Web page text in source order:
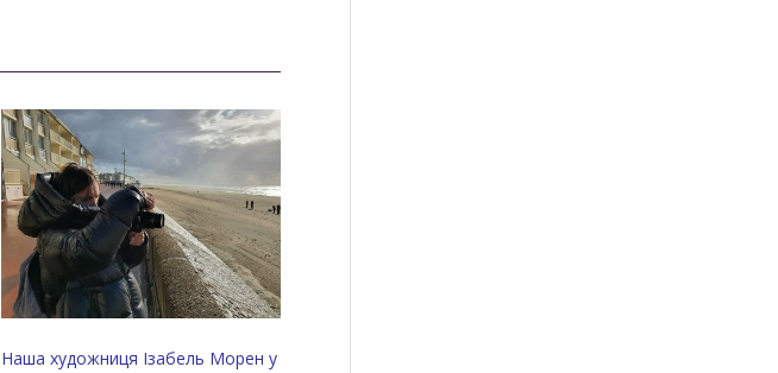
Наша художниця Ізабель Морен у